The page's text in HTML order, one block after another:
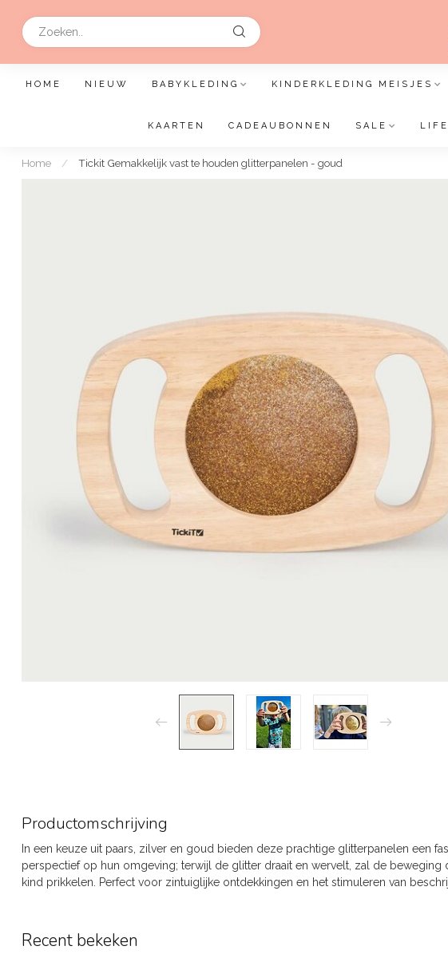
HOME NIEUW BABYKLEDING KINDERKLEDING MEISJES
KAARTEN CADEAUBONNEN SALE
Home / Tickit Gemakkelijk vast te houden glitterpanelen - goud
Productomschrijving
In een keuze uit paars, zilver en goud bieden deze prachtige glitterpanelen een
perspectief op hun omgeving; terwijl de glitter draait en wervelt, zal de beweging
kind prikkelen. Perfect voor zintuiglijke ontdekkingen en het stimuleren van
Recent bekeken